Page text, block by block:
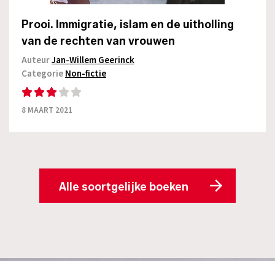
Prooi. Immigratie, islam en de uitholling
van de rechten van vrouwen
AuteurJan-Willem Geerinck
CategorieNon-fictie
8 MAART 2021
Alle soortgelijke boeken